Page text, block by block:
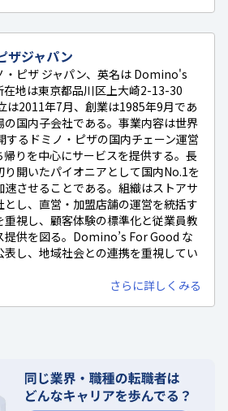
ザジャパン
・ピザ ジャパン、英名は Domino's
地は東京都品川区上大崎2-13-30
2011年7月、創業は1985年9月であ
の国内子会社である。事業内容は世界
するドミノ・ピザの国内チェーン運営
りを中心にサービスを提供する。長
開いたパイオニアとして国内No.1を
速させることである。組織はストアサ
し、直営・加盟店舗の運営を統括す
視し、顧客体験の標準化と従業員教
提供を図る。Domino’s For Good な
表し、地域社会との連携を重視してい
さらに詳しくみる